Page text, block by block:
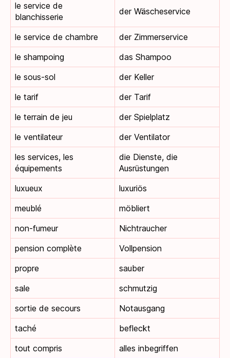
le service de
blanchisserie
der Wäscheservice
le service de chambre
der Zimmerservice
le shampoing
das Shampoo
le sous-sol
der Keller
le tarif
der Tarif
le terrain de jeu
der Spielplatz
le ventilateur
der Ventilator
les services, les
équipements
die Dienste, die
Ausrüstungen
luxueux
luxuriös
meublé
möbliert
non-fumeur
Nichtraucher
pension complète
Vollpension
propre
sauber
sale
schmutzig
sortie de secours
Notausgang
taché
befleckt
tout compris
alles inbegriffen